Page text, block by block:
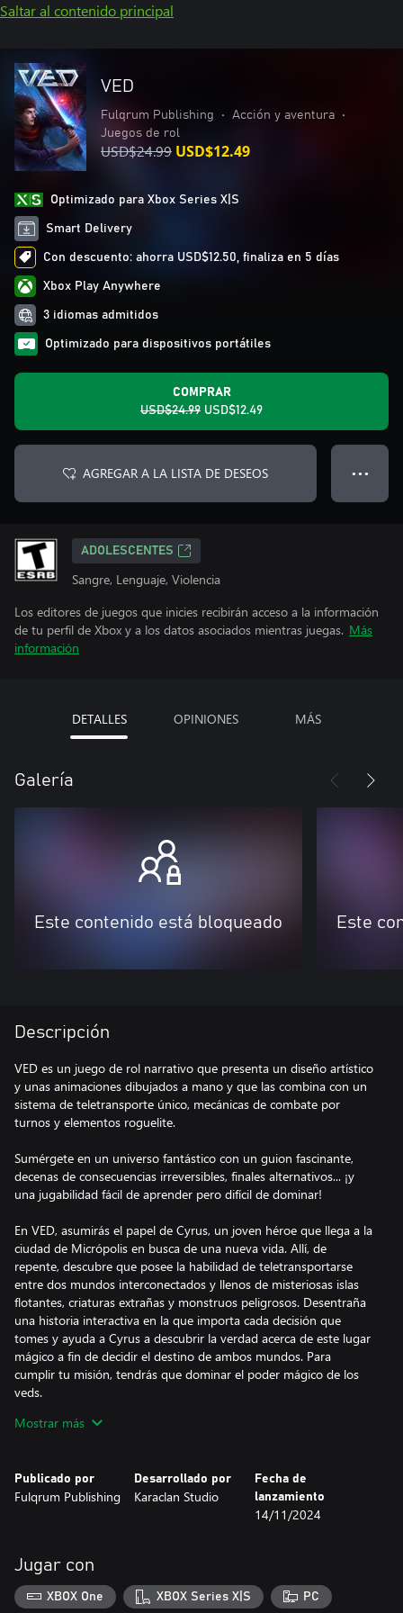
Saltar al contenido principal
VED
Fulqrum Publishing • Acción y aventura
•
Juegos de rol
USD$24.99 USD$12.49
Optimizado para Xbox Series X|S
Smart Delivery
Con descuento: ahorra USD$12.50, finaliza en 5 días
Xbox Play Anywhere
3 idiomas admitidos
Optimizado para dispositivos portátiles
COMPRAR
USD$24.99 USD$12.49
AGREGAR A LA LISTA DE DESEOS ● ● ●
ADOLESCENTES
Sangre, Lenguaje, Violencia
Los editores de juegos que inicies recibirán acceso a la información
de tu perfil de Xbox y a los datos asociados mientras juegas. Más
información
DETALLES OPINIONES MÁS
Galería
Este contenido está bloqueado Este
Descripción
VED es un juego de rol narrativo que presenta un diseño artístico
y unas animaciones dibujados a mano y que las combina con un
sistema de teletransporte único, mecánicas de combate por
turnos y elementos roguelite.
Sumérgete en un universo fantástico con un guion fascinante,
decenas de consecuencias irreversibles, finales alternativos... ¡y
una jugabilidad fácil de aprender pero difícil de dominar!
En VED, asumirás el papel de Cyrus, un joven héroe que llega a la
ciudad de Micrópolis en busca de una nueva vida. Allí, de
repente, descubre que posee la habilidad de teletransportarse
entre dos mundos interconectados y llenos de misteriosas islas
flotantes, criaturas extrañas y monstruos peligrosos. Desentraña
una historia interactiva en la que importa cada decisión que
tomes y ayuda a Cyrus a descubrir la verdad acerca de este lugar
mágico a fin de decidir el destino de ambos mundos. Para
cumplir tu misión, tendrás que dominar el poder mágico de los
veds.
El enorme universo de fantasía del mundo, sus personajes y su
tienen distintas perspectivas sobre los acontecimientos que se
produzcan. Al ayudar a los habitantes de las tierras mágicas y el
mundo real, Cyrus aprenderá más sobre sí mismo, ambos
Construye nuevas estructuras en la aldea troglodita para
desbloquear nuevos hechizos y crear combinaciones de
habilidades únicas. Selecciona poderes mágicos compatibles para
Mostrar más
Publicado por
Fulqrum Publishing
Desarrollado por
Karaclan Studio
Fecha de
lanzamiento
14/11/2024
Jugar con
XBOX One XBOX Series X|S PC